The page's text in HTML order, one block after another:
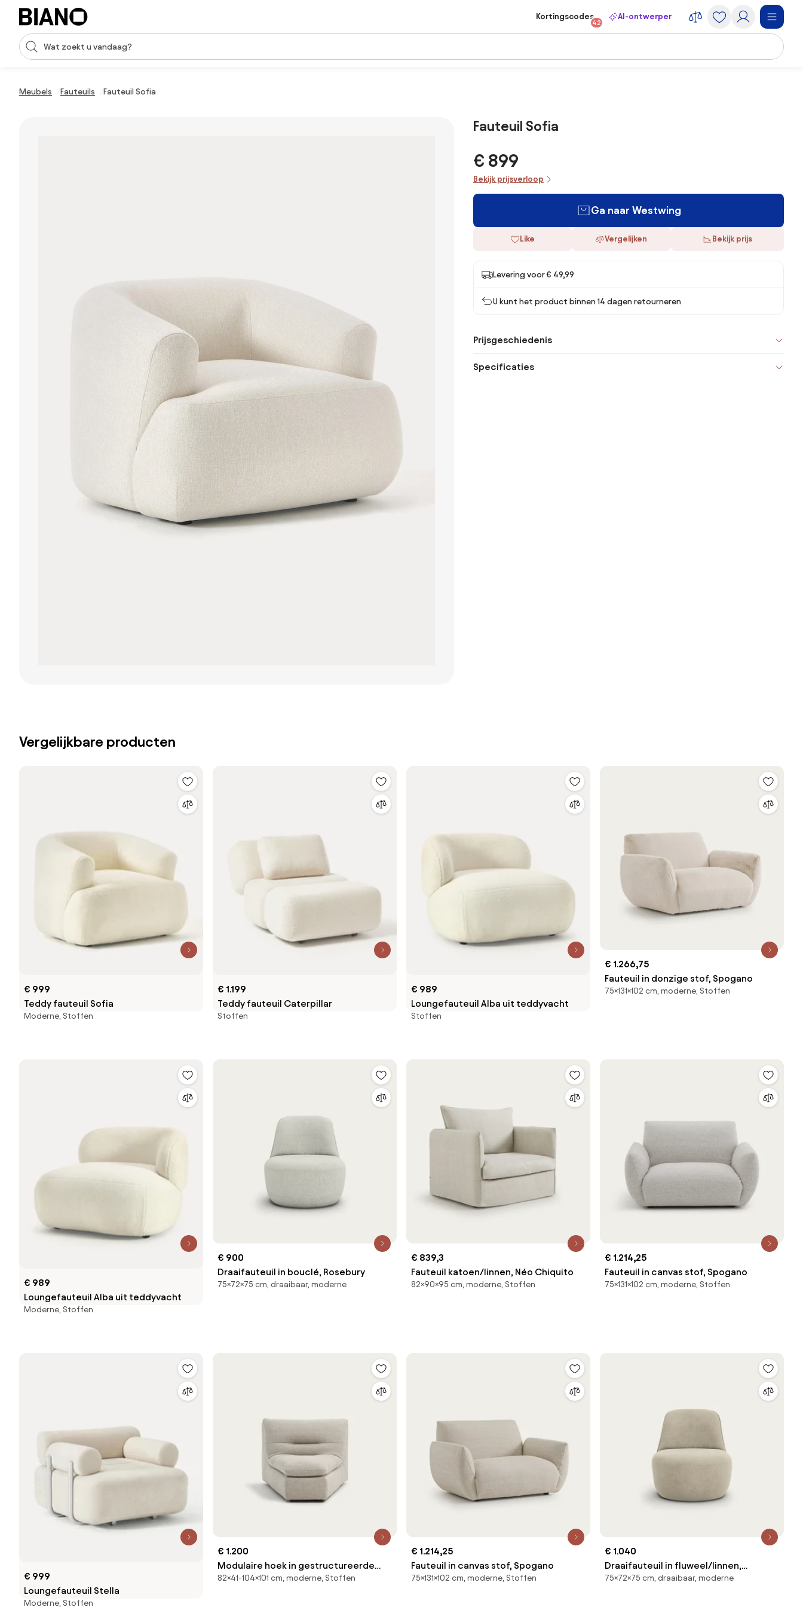
Navigatie overslaan, naar inhoud springen
Zoekopdracht invoeren
Kortingscodes
42
AI-ontwerper
Meubels Fauteuils Fauteuil Sofia
Fauteuil Sofia
€ 899
Bekijk prijsverloop
Ga naar Westwing
Like Vergelijken Bekijk prijs
Levering voor € 49,99
U kunt het product binnen 14 dagen retourneren
Prijsgeschiedenis
Specificaties
Vergelijkbare producten
€ 999
Teddy fauteuil Sofia
Moderne, Stoffen
€ 1.199
Teddy fauteuil Caterpillar
Stoffen
€ 989
Loungefauteuil Alba uit teddyvacht
Stoffen
€ 1.266,75
Fauteuil in donzige stof, Spogano
75×131×102 cm, moderne, Stoffen
€ 989
Loungefauteuil Alba uit teddyvacht
Moderne, Stoffen
€ 900
Draaifauteuil in bouclé, Rosebury
75×72×75 cm, draaibaar, moderne
€ 839,3
Fauteuil katoen/linnen, Néo Chiquito
82×90×95 cm, moderne, Stoffen
€ 1.214,25
Fauteuil in canvas stof, Spogano
75×131×102 cm, moderne, Stoffen
€ 999
Loungefauteuil Stella
Moderne, Stoffen
€ 1.200
Modulaire hoek in gestructureerde
viscose en linnen, GIULIANO
82×41-104×101 cm, moderne, Stoffen
€ 1.214,25
Fauteuil in canvas stof, Spogano
75×131×102 cm, moderne, Stoffen
€ 1.040
Draaifauteuil in fluweel/linnen,
Rosebury
75×72×75 cm, draaibaar, moderne